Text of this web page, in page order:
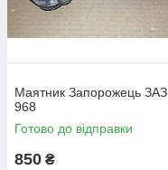
Маятник Запорожець ЗАЗ
968
Готово до відправки
850 ₴